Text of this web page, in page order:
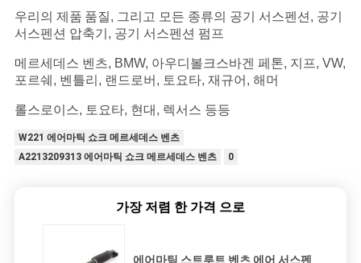
우리의 제품 품질, 그리고 모든 종류의 공기 서스펜션, 공기
서스펜션 압축기, 공기 서스펜션 펌프
메르세데스 벤츠, BMW, 아우디 볼크스바겐 페톤, 지프, VW,
포르쉐, 벤틀리, 랜드로버, 토요타, 재규어, 해머
롤스로이스, 토요타, 현대, 렉서스 등등
W221 에어마틱 쇼크 메르세데스 벤츠
A2213209313 에어마틱 쇼크 메르세데스 벤츠
0
가장 저렴 한 가격 으로
에어마틱 스트루트 벤츠 에어 서스펜